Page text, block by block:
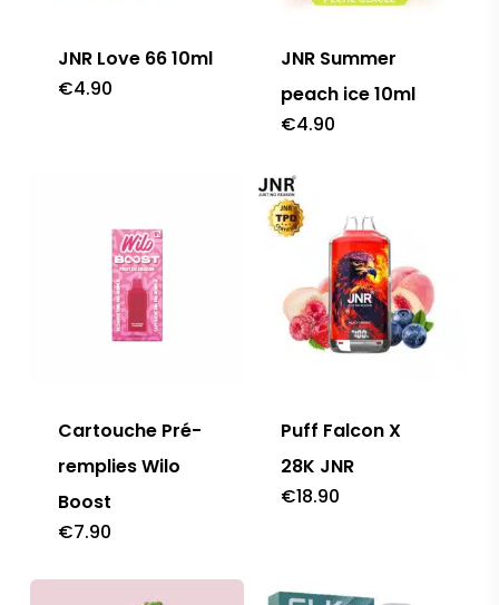
JNR Love 66 10ml
€4.90
JNR Summer
peach ice 10ml
€4.90
Cartouche Pré-
remplies Wilo
Boost
€7.90
Puff Falcon X
28K JNR
€18.90